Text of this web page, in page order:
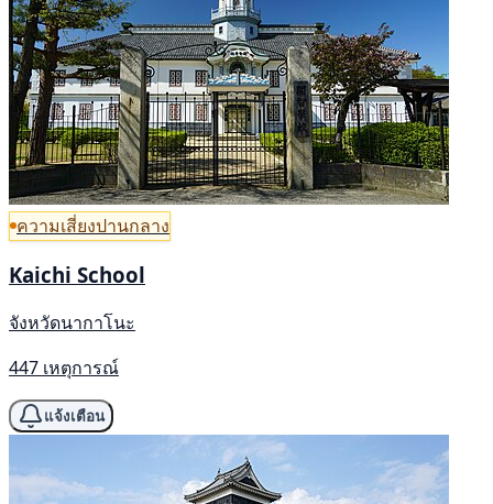
ความเสี่ยงปานกลาง
Kaichi School
จังหวัดนากาโนะ
447 เหตุการณ์
แจ้งเตือน